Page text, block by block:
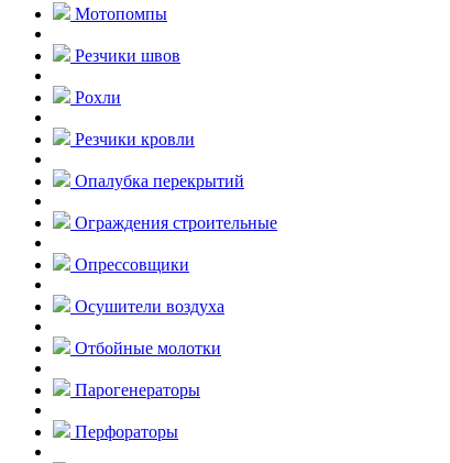
Мотопомпы
Резчики швов
Рохли
Резчики кровли
Опалубка перекрытий
Ограждения строительные
Опрессовщики
Осушители воздуха
Отбойные молотки
Парогенераторы
Перфораторы